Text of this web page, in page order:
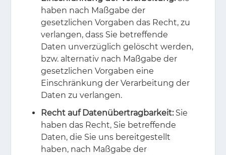
haben nach Maßgabe der
gesetzlichen Vorgaben das Recht, zu
verlangen, dass Sie betreffende
Daten unverzüglich gelöscht werden,
bzw. alternativ nach Maßgabe der
gesetzlichen Vorgaben eine
Einschränkung der Verarbeitung der
Daten zu verlangen.
Recht auf Datenübertragbarkeit:Sie
haben das Recht, Sie betreffende
Daten, die Sie uns bereitgestellt
haben, nach Maßgabe der